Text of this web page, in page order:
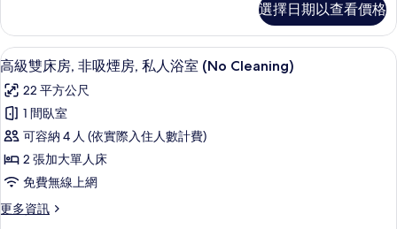
片
煙
房
(with
Shower
Room,
No
Cleaning)
的
所
有
雙
床
房,
吸
煙
房
(with
Shower
Room,
No
Cleaning)
選擇日期以查看價格
顯
示
高
級
雙
床
非
7
高級雙床房, 非吸煙房, 私人浴室 (No Cleaning)
22 平方公尺
1 間臥室
可容納 4 人 (依實際入住人數計費)
2 張加大單人床
免費無線上網
更多資訊
更